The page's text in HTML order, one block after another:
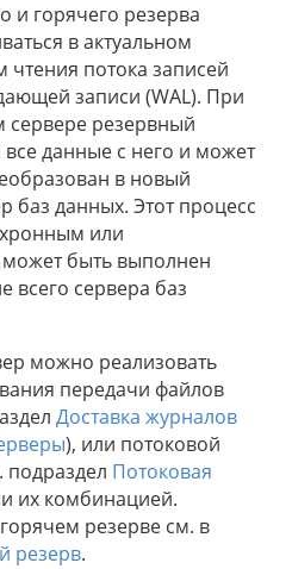
и горячего резерва
в актуальном
чтения потока записей
записи (WAL). При
сервере резервный
данные с него и может
в новый
баз данных. Этот процесс
или
быть выполнен
всего сервера баз
можно реализовать
передачи файлов
Доставка журналов
), или потоковой
подраздел Потоковая
их комбинацией.
резерве см. в
резерв.